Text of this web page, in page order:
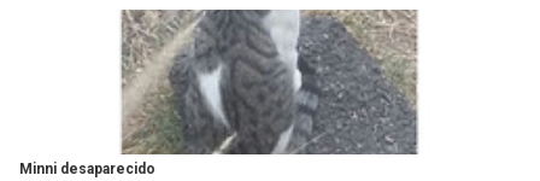
Minni desaparecido